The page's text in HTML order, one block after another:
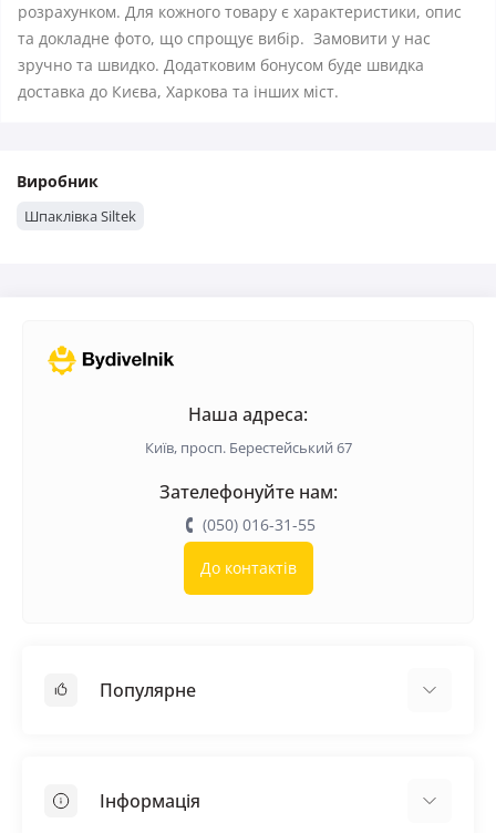
розрахунком. Для кожного товару є характеристики, опис
та докладне фото, що спрощує вибір. Замовити у нас
зручно та швидко. Додатковим бонусом буде швидка
доставка до Києва, Харкова та інших міст.
Виробник
Шпаклівка Siltek
Наша адреса:
Київ, просп. Берестейський 67
Зателефонуйте нам:
(050) 016-31-55
До контактів
Популярне
Самовирівнююча суміш
Інформація